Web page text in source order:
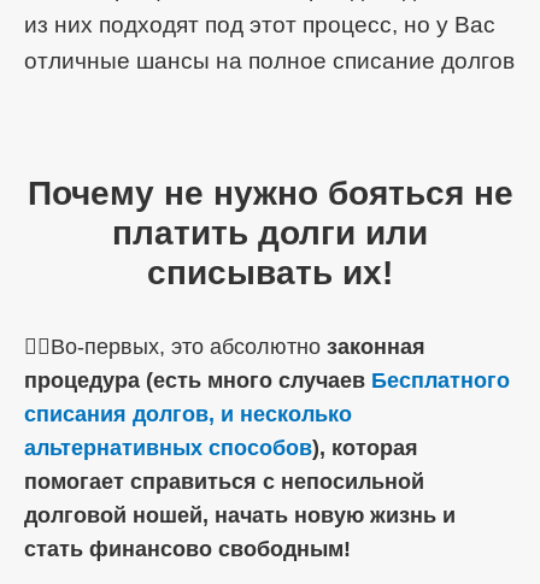
из них подходят под этот процесс, но у Вас
отличные шансы на полное списание долгов
Почему не нужно бояться не
платить долги или
списывать их!
☝🏼Во-первых, это абсолютно законная
процедура (есть много случаев Бесплатного
списания долгов, и несколько
альтернативных способов), которая
помогает справиться с непосильной
долговой ношей, начать новую жизнь и
стать финансово свободным!